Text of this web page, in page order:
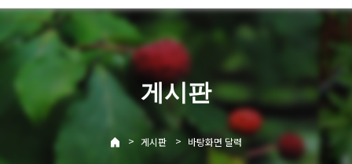
메
게시판
> 게시판 > 바탕화면 달력